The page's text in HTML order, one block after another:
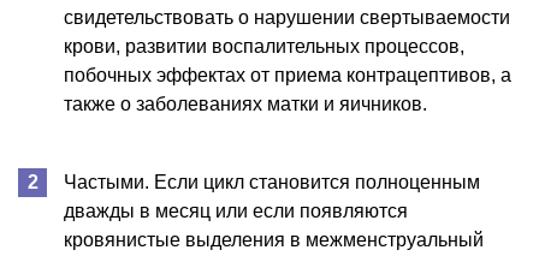
свидетельствовать о нарушении свертываемости
крови, развитии воспалительных процессов,
побочных эффектах от приема контрацептивов, а
также о заболеваниях матки и яичников.
Частыми. Если цикл становится полноценным
дважды в месяц или если появляются
кровянистые выделения в межменструальный